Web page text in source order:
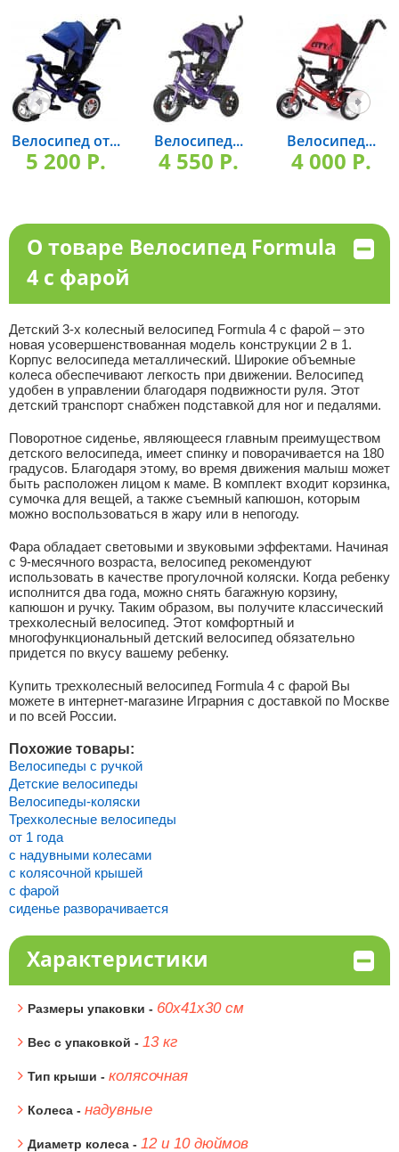
Велосипед от...
5 200 P.
Велосипед...
4 550 P.
Велосипед...
4 000 P.
О товаре Велосипед Formula
4 с фарой
Детский 3-х колесный велосипед Formula 4 с фарой – это
новая усовершенствованная модель конструкции 2 в 1.
Корпус велосипеда металлический. Широкие объемные
колеса обеспечивают легкость при движении. Велосипед
удобен в управлении благодаря подвижности руля. Этот
детский транспорт снабжен подставкой для ног и педалями.
Поворотное сиденье, являющееся главным преимуществом
детского велосипеда, имеет спинку и поворачивается на 180
градусов. Благодаря этому, во время движения малыш может
быть расположен лицом к маме. В комплект входит корзинка,
сумочка для вещей, а также съемный капюшон, которым
можно воспользоваться в жару или в непогоду.
Фара обладает световыми и звуковыми эффектами. Начиная
с 9-месячного возраста, велосипед рекомендуют
использовать в качестве прогулочной коляски. Когда ребенку
исполнится два года, можно снять багажную корзину,
капюшон и ручку. Таким образом, вы получите классический
трехколесный велосипед. Этот комфортный и
многофункциональный детский велосипед обязательно
придется по вкусу вашему ребенку.
Купить трехколесный велосипед Formula 4 с фарой Вы
можете в интернет-магазине Играрния с доставкой по Москве
и по всей России.
Похожие товары:
Велосипеды с ручкой
Детские велосипеды
Велосипеды-коляски
Трехколесные велосипеды
от 1 года
с надувными колесами
с колясочной крышей
с фарой
сиденье разворачивается
Характеристики
Размеры упаковки - 60х41х30 см
Вес с упаковкой - 13 кг
Тип крыши - колясочная
Колеса - надувные
Диаметр колеса - 12 и 10 дюймов